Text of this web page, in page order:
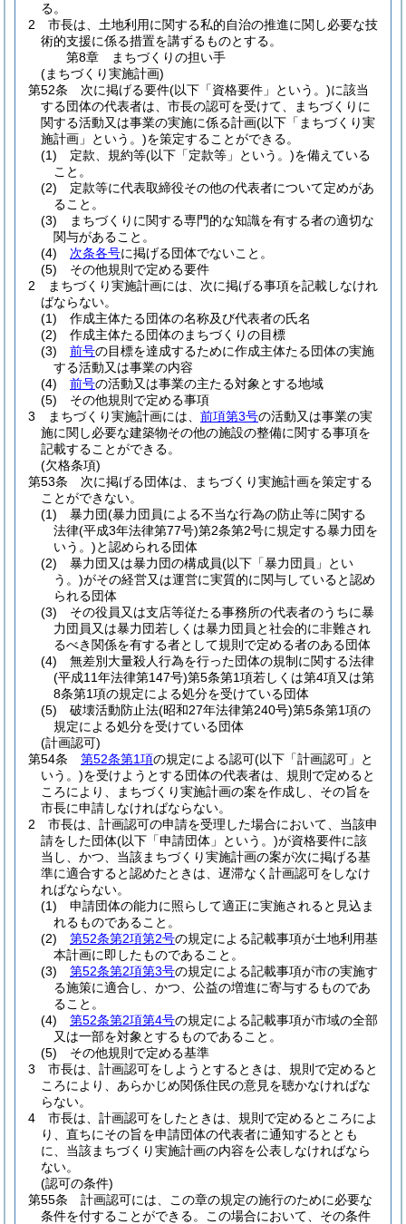
る。
2
市長は、土地利用に関する私的自治の推進に関し必要な技
術的支援に係る措置を講ずるものとする。
第8章
まちづくりの担い手
(まちづくり実施計画)
第52条
次に掲げる要件(以下「資格要件」という。)に該当
する団体の代表者は、市長の認可を受けて、まちづくりに
関する活動又は事業の実施に係る計画(以下「まちづくり実
施計画」という。)を策定することができる。
(1)
定款、規約等(以下「定款等」という。)を備えている
こと。
(2)
定款等に代表取締役その他の代表者について定めがあ
ること。
(3)
まちづくりに関する専門的な知識を有する者の適切な
関与があること。
(4)
次条各号に掲げる団体でないこと。
(5)
その他規則で定める要件
2
まちづくり実施計画には、次に掲げる事項を記載しなけれ
ばならない。
(1)
作成主体たる団体の名称及び代表者の氏名
(2)
作成主体たる団体のまちづくりの目標
(3)
前号の目標を達成するために作成主体たる団体の実施
する活動又は事業の内容
(4)
前号の活動又は事業の主たる対象とする地域
(5)
その他規則で定める事項
3
まちづくり実施計画には、 前項第3号の活動又は事業の実
施に関し必要な建築物その他の施設の整備に関する事項を
記載することができる。
(欠格条項)
第53条
次に掲げる団体は、まちづくり実施計画を策定する
ことができない。
(1)
暴力団(暴力団員による不当な行為の防止等に関する
法律(平成3年法律第77号)第2条第2号に規定する暴力団を
いう。)と認められる団体
(2)
暴力団又は暴力団の構成員(以下「暴力団員」とい
う。)がその経営又は運営に実質的に関与していると認め
られる団体
(3)
その役員又は支店等従たる事務所の代表者のうちに暴
力団員又は暴力団若しくは暴力団員と社会的に非難され
るべき関係を有する者として規則で定める者のある団体
(4)
無差別大量殺人行為を行った団体の規制に関する法律
(平成11年法律第147号)第5条第1項若しくは第4項又は第
8条第1項の規定による処分を受けている団体
(5)
破壊活動防止法(昭和27年法律第240号)第5条第1項の
規定による処分を受けている団体
(計画認可)
第54条
第52条第1項の規定による認可(以下「計画認可」と
いう。)を受けようとする団体の代表者は、規則で定めると
ころにより、まちづくり実施計画の案を作成し、その旨を
市長に申請しなければならない。
2
市長は、計画認可の申請を受理した場合において、当該申
請をした団体(以下「申請団体」という。)が資格要件に該
当し、かつ、当該まちづくり実施計画の案が次に掲げる基
準に適合すると認めたときは、遅滞なく計画認可をしなけ
ればならない。
(1)
申請団体の能力に照らして適正に実施されると見込ま
れるものであること。
(2)
第52条第2項第2号の規定による記載事項が土地利用基
本計画に即したものであること。
(3)
第52条第2項第3号の規定による記載事項が市の実施す
る施策に適合し、かつ、公益の増進に寄与するものであ
ること。
(4)
第52条第2項第4号の規定による記載事項が市域の全部
又は一部を対象とするものであること。
(5)
その他規則で定める基準
3
市長は、計画認可をしようとするときは、規則で定めると
ころにより、あらかじめ関係住民の意見を聴かなければな
らない。
4
市長は、計画認可をしたときは、規則で定めるところによ
り、直ちにその旨を申請団体の代表者に通知するととも
に、当該まちづくり実施計画の内容を公表しなければなら
ない。
(認可の条件)
第55条
計画認可には、この章の規定の施行のために必要な
条件を付することができる。
この場合において、その条件